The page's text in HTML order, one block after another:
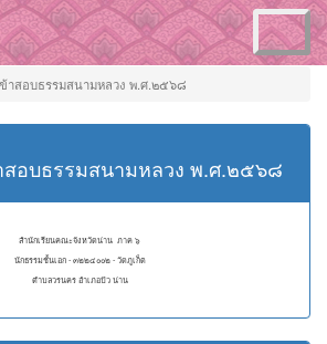
Toggle
navigation
าสอบธรรมสนามหลวง พ.ศ.๒๕๖๘
สอบธรรมสนามหลวง พ.ศ.๒๕๖๘
สำนักเรียนคณะจังหวัดน่าน ภาค ๖
นักธรรมชั้นเอก - ๓๒๒๔๐๐๒ - วัดภูเก็ต
ตำบลวรนคร อำเภอปัว น่าน